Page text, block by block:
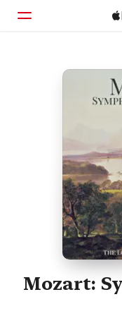
Início
Mozart: